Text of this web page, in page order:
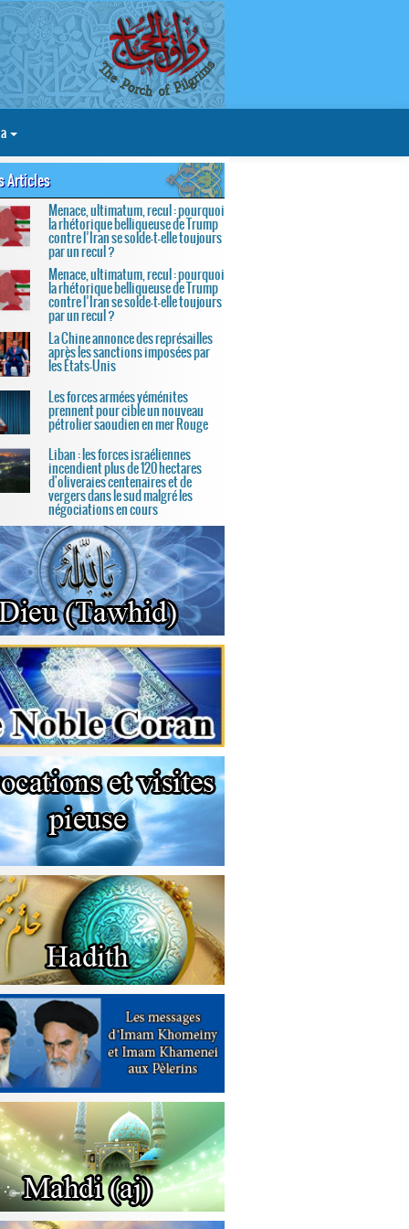
Articles
Menace, ultimatum, recul : pourquoi
la rhétorique belliqueuse de Trump
contre l’Iran se solde-t-elle toujours
par un recul ?
Menace, ultimatum, recul : pourquoi
la rhétorique belliqueuse de Trump
contre l’Iran se solde-t-elle toujours
par un recul ?
La Chine annonce des représailles
après les sanctions imposées par
les États-Unis
Les forces armées yéménites
prennent pour cible un nouveau
pétrolier saoudien en mer Rouge
Liban : les forces israéliennes
incendient plus de 120 hectares
d'oliveraies centenaires et de
vergers dans le sud malgré les
négociations en cours